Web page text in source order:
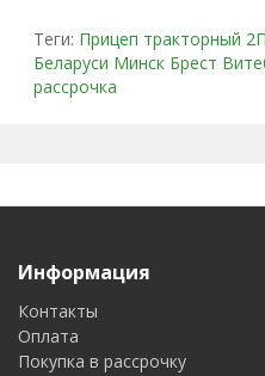
Теги: Прицеп тракторный
Беларуси Минск Брест
рассрочка
Информация
Контакты
Оплата
Покупка в рассрочку